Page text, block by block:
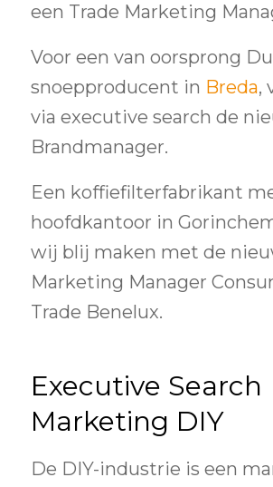
een Trade Marketing
Voor een van oorsprong
snoepproducent in Breda,
via executive search de
Brandmanager.
Een koffiefilterfabrikant
hoofdkantoor in
wij blij maken met de
Marketing Manager
Trade Benelux.
Executive Search
Marketing DIY
De DIY-industrie is een